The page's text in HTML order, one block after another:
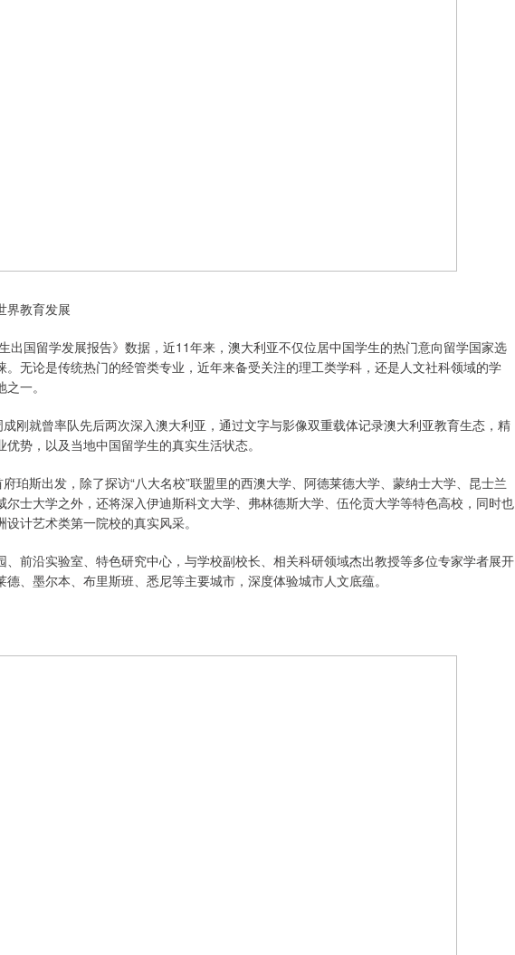
界教育发展
出国留学发展报告》数据，近11年来，澳大利亚不仅位居中国学生的热门意向留学国家选
无论是传统热门的经管类专业，近年来备受关注的理工类学科，还是人文社科领域的学
一。
刚就曾率队先后两次深入澳大利亚，通过文字与影像双重载体记录澳大利亚教育生态，精
势，以及当地中国留学生的真实生活状态。
珀斯出发，除了探访“八大名校”联盟里的西澳大学、阿德莱德大学、蒙纳士大学、昆士兰
士大学之外，还将深入伊迪斯科文大学、弗林德斯大学、伍伦贡大学等特色高校，同时也
计艺术类第一院校的真实风采。
前沿实验室、特色研究中心，与学校副校长、相关科研领域杰出教授等多位专家学者展开
、墨尔本、布里斯班、悉尼等主要城市，深度体验城市人文底蕴。